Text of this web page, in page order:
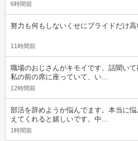
6時間前
努力も何もしないくせにプライドだけ高
11時間前
職場のおじさんがキモイです、話聞い
私の前の席に座っていて、い…
12時間前
部活を辞めようか悩んでます。本当に
えてくれると嬉しいです。中…
1時間前